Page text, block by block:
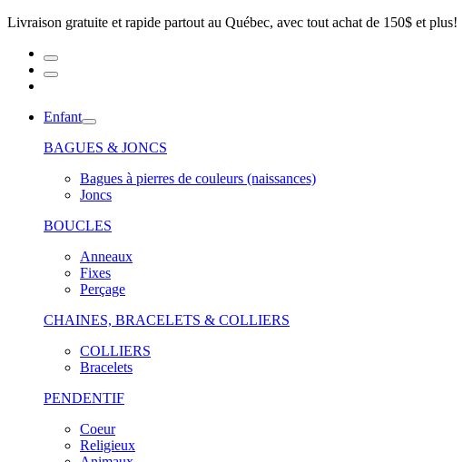
Livraison gratuite et rapide partout au Québec, avec tout achat de 150$ et plus!
Enfant
BAGUES & JONCS
Bagues à pierres de couleurs (naissances)
Joncs
BOUCLES
Anneaux
Fixes
Perçage
CHAINES, BRACELETS & COLLIERS
COLLIERS
Bracelets
PENDENTIF
Coeur
Religieux